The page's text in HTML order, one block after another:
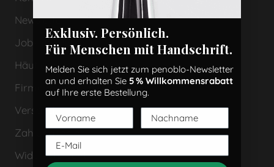
Newsletter
Jobs bei Penoblo
Häufige Fragen (FAQs)
Firmenkunden & Geschenke
Versand
Zahlungsarten
Widerrufsrecht
Exklusiv. Persönlich.
Für Menschen mit Handschrift.
Melden Sie sich jetzt zum penoblo-Newsletter
an und erhalten Sie 5 % Willkommensrabatt
auf Ihre erste Bestellung.